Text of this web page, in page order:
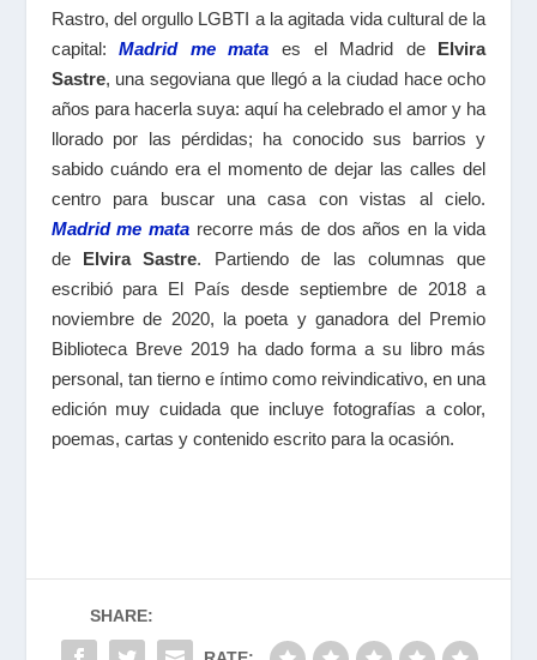
Rastro, del orgullo LGBTI a la agitada vida cultural de la
capital:Madrid me mata es el Madrid de Elvira
Sastre, una segoviana que llegó a la ciudad hace ocho
años para hacerla suya: aquí ha celebrado el amor y ha
llorado por las pérdidas; ha conocido sus barrios y
sabido cuándo era el momento de dejar las calles del
centro para buscar una casa con vistas al cielo.
Madrid me matarecorre más de dos años en la vida
de Elvira Sastre. Partiendo de las columnas que
escribió para El País desde septiembre de 2018 a
noviembre de 2020, la poeta y ganadora del Premio
Biblioteca Breve 2019 ha dado forma a su libro más
personal, tan tierno e íntimo como reivindicativo, en una
edición muy cuidada que incluye fotografías a color,
poemas, cartas y contenido escrito para la ocasión.
SHARE: